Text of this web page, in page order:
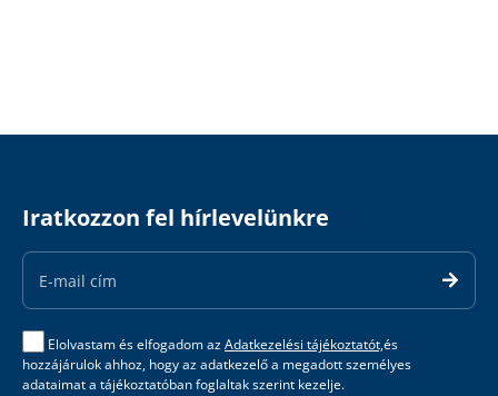
Iratkozzon fel hírlevelünkre
Email
Address
Elolvastam és elfogadom azAdatkezelési tájékoztatót,és
hozzájárulok ahhoz, hogy az adatkezelő a megadott személyes
adataimat a tájékoztatóban foglaltak szerint kezelje.